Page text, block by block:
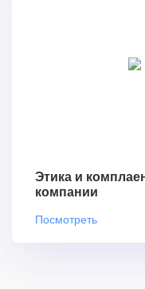
Этика и
компании
Посмотреть